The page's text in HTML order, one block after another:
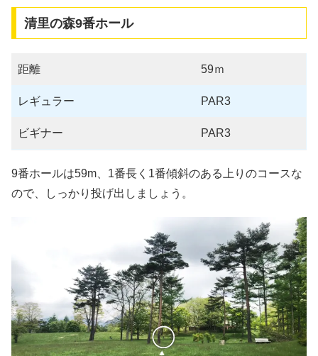
清里の森9番ホール
距離 59ｍ
レギュラー PAR3
ビギナー PAR3
9番ホールは59m、1番長く1番傾斜のある上りのコースな
ので、しっかり投げ出しましょう。